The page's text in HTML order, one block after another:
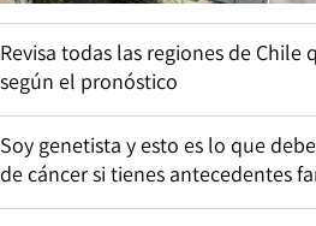
Revisa todas las regiones de
según el pronóstico
Soy genetista y esto es lo que
de cáncer si tienes antecedentes